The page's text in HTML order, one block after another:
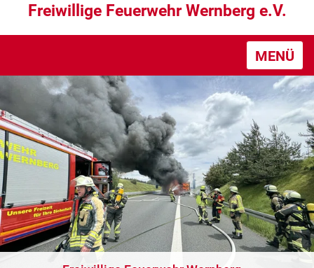
Freiwillige Feuerwehr Wernberg e.V.
MENÜ